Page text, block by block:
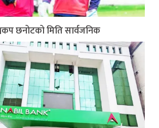
छनोटको मिति सार्वजनिक